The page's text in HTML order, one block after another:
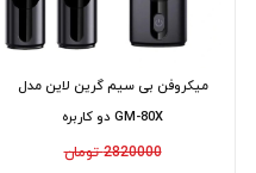
میکروفن بی سیم گرین لاین مدل
GM-80X دو کاربره
2820000 تومان